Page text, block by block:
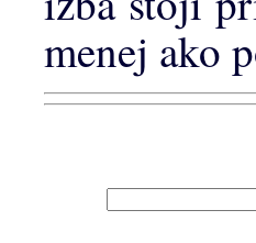
menej ako